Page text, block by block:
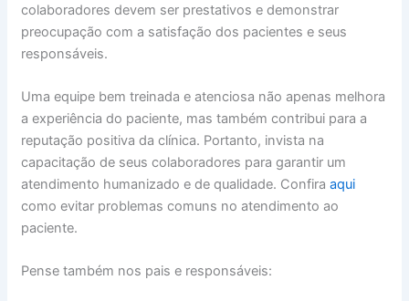
colaboradores devem ser prestativos e demonstrar
preocupação com a satisfação dos pacientes e seus
responsáveis.
Uma equipe bem treinada e atenciosa não apenas melhora
a experiência do paciente, mas também contribui para a
reputação positiva da clínica. Portanto, invista na
capacitação de seus colaboradores para garantir um
atendimento humanizado e de qualidade. Confira aqui
como evitar problemas comuns no atendimento ao
paciente.
Pense também nos pais e responsáveis: